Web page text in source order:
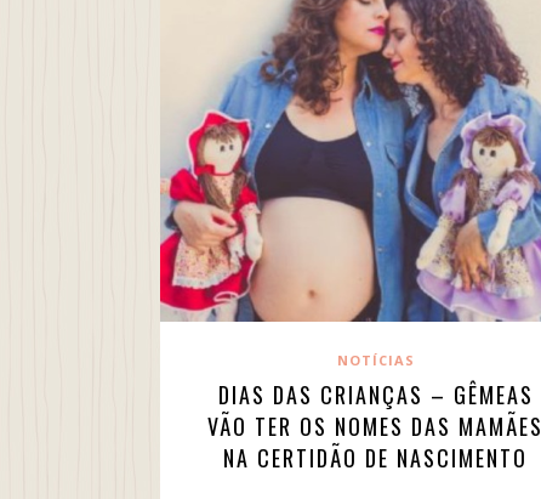
NOTÍCIAS
DIAS DAS CRIANÇAS – GÊMEAS
VÃO TER OS NOMES DAS MAMÃES
NA CERTIDÃO DE NASCIMENTO